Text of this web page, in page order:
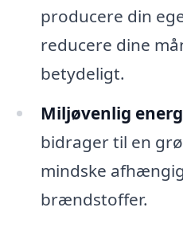
producere din
reducere dine
betydeligt.
Miljøvenlig
bidrager til en
mindske
brændstoffer.